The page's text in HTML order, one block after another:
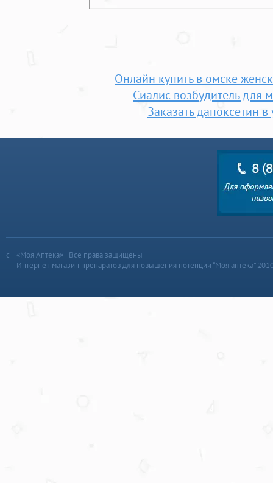
Онлайн купить в омске
Сиалис возбудитель для
Заказать дапоксетин
«Моя Аптека» | Все права защищены
Интернет-магазин препаратов для повышения потенции “Моя аптека”